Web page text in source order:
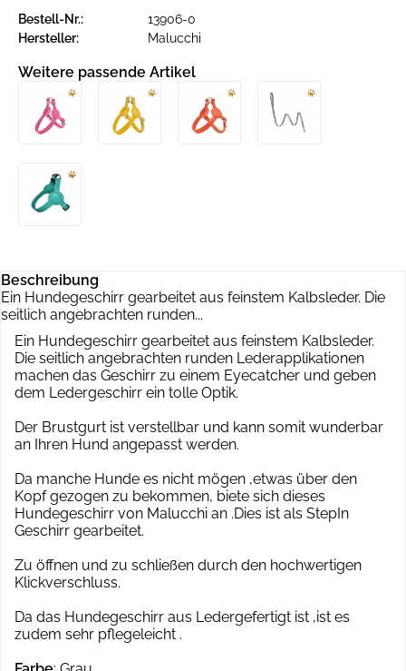
Bestell-Nr.:
13906-0
Hersteller:
Malucchi
Weitere passende Artikel
Beschreibung
Ein Hundegeschirr gearbeitet aus feinstem Kalbsleder. Die
seitlich angebrachten runden...
Ein Hundegeschirr gearbeitet aus feinstem Kalbsleder.
Die seitlich angebrachten runden Lederapplikationen
machen das Geschirr zu einem Eyecatcher und geben
dem Ledergeschirr ein tolle Optik.
Der Brustgurt ist verstellbar und kann somit wunderbar
an Ihren Hund angepasst werden.
Da manche Hunde es nicht mögen ,etwas über den
Kopf gezogen zu bekommen, biete sich dieses
Hundegeschirr von Malucchi an .Dies ist als StepIn
Geschirr gearbeitet.
Zu öffnen und zu schließen durch den hochwertigen
Klickverschluss.
Da das Hundegeschirr aus Ledergefertigt ist ,ist es
zudem sehr pflegeleicht .